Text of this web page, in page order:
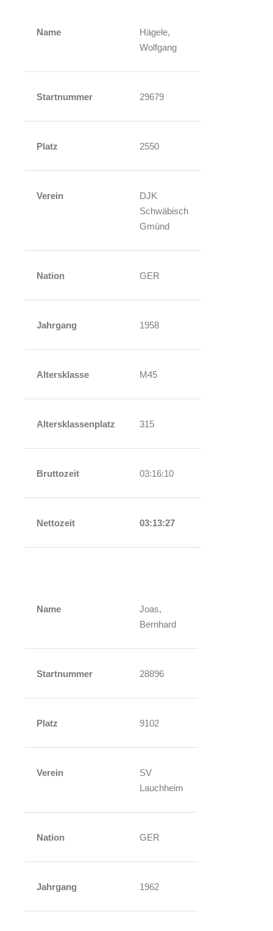
Name
Hägele,
Wolfgang
Startnummer 29679
Platz 2550
Verein
DJK
Schwäbisch
Gmünd
Nation GER
Jahrgang 1958
Altersklasse M45
Altersklassenplatz 315
Bruttozeit 03:16:10
Nettozeit 03:13:27
Name
Joas,
Bernhard
Startnummer 28896
Platz 9102
Verein
SV
Lauchheim
Nation GER
Jahrgang 1962